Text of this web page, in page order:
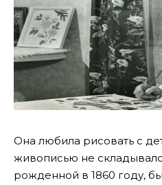
Она любила рисовать с
живописью не
рожденной в 1860 году,